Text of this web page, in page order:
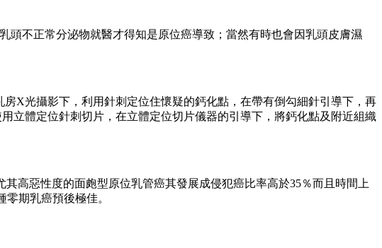
頭不正常分泌物就醫才得知是原位癌導致；當然有時也會因乳頭皮膚濕
X光攝影下，利用針刺定位住懷疑的鈣化點，在帶有倒勾細針引導下，再
立體定位針刺切片，在立體定位切片儀器的引導下，將鈣化點及附近組織
高惡性度的面皰型原位乳管癌其發展成侵犯癌比率高於35％而且時間上
期乳癌預後極佳。